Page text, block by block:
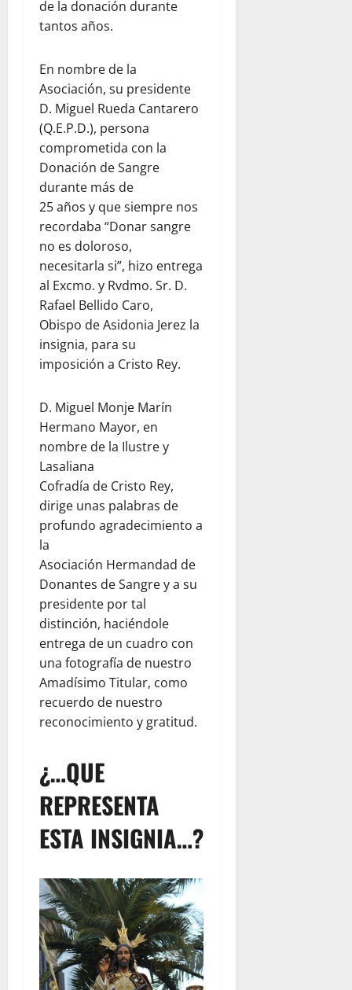
de la donación durante
tantos años.
En nombre de la
Asociación, su presidente
D. Miguel Rueda Cantarero
(Q.E.P.D.), persona
comprometida con la
Donación de Sangre
durante más de
25 años y que siempre nos
recordaba “Donar sangre
no es doloroso,
necesitarla si”, hizo entrega
al Excmo. y Rvdmo. Sr. D.
Rafael Bellido Caro,
Obispo de Asidonia Jerez la
insignia, para su
imposición a Cristo Rey.
D. Miguel Monje Marín
Hermano Mayor, en
nombre de la Ilustre y
Lasaliana
Cofradía de Cristo Rey,
dirige unas palabras de
profundo agradecimiento a
la
Asociación Hermandad de
Donantes de Sangre y a su
presidente por tal
distinción, haciéndole
entrega de un cuadro con
una fotografía de nuestro
Amadísimo Titular, como
recuerdo de nuestro
reconocimiento y gratitud.
¿…QUE
REPRESENTA
ESTA INSIGNIA…?